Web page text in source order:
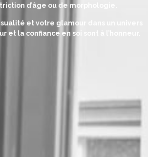
d’âge ou de morphologie.
et votre glamour dans un univers
et la confiance en soi sont à l’honneur.